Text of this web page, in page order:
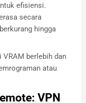
efisiensi.
secara
hingga
berlebih dan
atau
VPN